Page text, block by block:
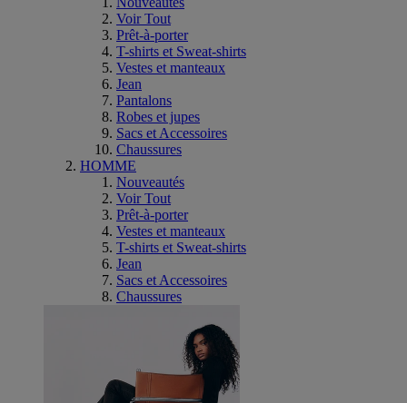
Voir Tout
Prêt-à-porter
T-shirts et Sweat-shirts
Vestes et manteaux
Jean
Pantalons
Robes et jupes
Sacs et Accessoires
Chaussures
HOMME
Nouveautés
Voir Tout
Prêt-à-porter
Vestes et manteaux
T-shirts et Sweat-shirts
Jean
Sacs et Accessoires
Chaussures